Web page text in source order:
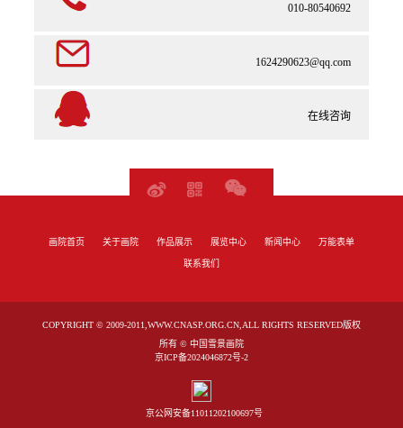
010-80540692
1624290623@qq.com
在线咨询
画院首页 关于画院 作品展示 展览中心 新闻中心 万能表单
联系我们
COPYRIGHT © 2009-2011,WWW.CNASP.ORG.CN,ALL RIGHTS RESERVED版权
所有 © 中国雪景画院
京ICP备2024046872号-2
京公网安备11011202100697号